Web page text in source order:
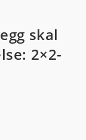
skal
2×2-